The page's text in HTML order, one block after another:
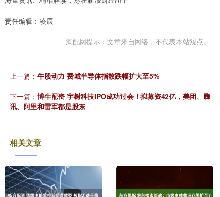
责任编辑：凌辰
淘配网提示：文章来自网络，不代表本站观点。
上一篇： 牛股动力 费城半导体指数跌幅扩大至5%
下一篇： 博牛配资 宇树科技IPO成功过会！拟募资42亿，美团、腾
讯、阿里和雷军都是股东
相关文章